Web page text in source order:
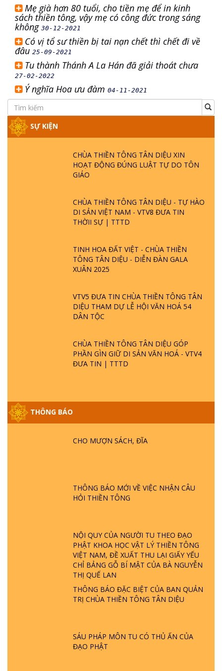
Mẹ già hơn 80 tuổi, cho tiền mẹ để in kinh
sách thiền tông, vậy mẹ có công đức trong sáng
không 30-12-2021
Có vị tổ sư thiền bị tai nạn chết thì chết đi về
đâu 25-09-2021
Tu thành Thánh A La Hán đã giải thoát chưa
27-02-2022
Ý nghĩa Hoa ưu đàm 04-11-2021
SỰ KIỆN
CHÙA THIỀN TÔNG TÂN DIỆU XIN
HOẠT ĐỘNG ĐÚNG LUẬT TỰ DO TÔN
GIÁO
CHÙA THIỀN TÔNG TÂN DIỆU - TỰ HÀO
DI SẢN VIỆT NAM - VTV8 ĐƯA TIN
THỜII SỰ | TTTD
TINH HOA ĐẤT VIỆT - CHÙA THIỀN
TÔNG TÂN DIỆU - DIỄN ĐÀN GALA
XUÂN 2025
VTV5 ĐƯA TIN CHÙA THIỀN TÔNG TÂN
DIỆU THAM DỰ LỄ HỘI VĂN HOÁ 54
DÂN TỘC
CHÙA THIỀN TÔNG TÂN DIỆU GÓP
PHẦN GÌN GIỮ DI SẢN VĂN HOÁ - VTV4
ĐƯA TIN | TTTD
THÔNG BÁO
CHO MƯỢN SÁCH, ĐĨA
THÔNG BÁO MỚI VỀ VIỆC NHẬN CÂU
HỎI THIỀN TÔNG
NỘI QUY CỦA NGƯỜI TU THEO ĐẠO
PHẬT KHOA HỌC VẬT LÝ THIỀN TÔNG
VIỆT NAM, ĐỀ XUẤT THU LẠI GIẤY YẾU
CHỈ BẢNG GỖ BÍ MẬT CỦA BÀ NGUYỄN
THỊ QUẾ LAN
THÔNG BÁO ĐẶC BIỆT CỦA BAN QUẢN
TRỊ CHÙA THIỀN TÔNG TÂN DIỆU
SÁU PHÁP MÔN TU CÓ THỦ ẤN CỦA
ĐẠO PHẬT
PHẬT KHÔNG NÓI? HỘI LONG HOA LÀ
HỘI GÌ? TỬ VÌ ĐẠO
GIẢI ĐÁP ĐẶC BIỆT P24 - TÁNH PHẬT
GIẢI ĐÁP ĐẶC BIỆT P23 - THIÊN ĐÀNG Ở
ĐÂU? ĐỊA NGỤC Ở ĐÂU? ĐỨC CHÚA TRỜI
GIẢI ĐÁP THIỀN TÔNG ĐẶC BIỆT P22 - TẠI
SAO TRÁI ĐẤT NHIỀU THIÊN TAI - LŨ LỤT
- HỎA HOẠN | TTTD
GIẢI ĐÁP THIỀN TÔNG ĐẶC BIỆT P21 - TẠI
SAO ĐỨC PHẬT BƯỚC ĐI 7 BƯỚC TRÊN
HOA SEN ? | TTTD
GIẢI ĐÁP VỀ LỄ TIỄN THIỀN TÔNG SƯ
NGỌC LÂM VỀ PHẬT GIỚI